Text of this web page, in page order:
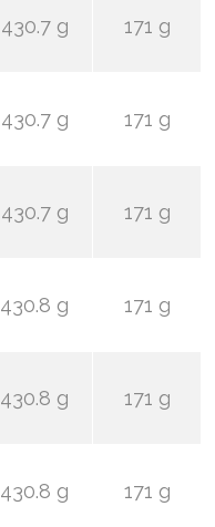
430.7 g 171 g
430.7 g 171 g
430.7 g 171 g
430.8 g 171 g
430.8 g 171 g
430.8 g 171 g